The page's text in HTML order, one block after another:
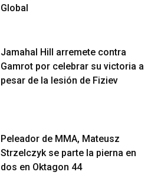
Global
Jamahal Hill arremete contra
Gamrot por celebrar su victoria a
pesar de la lesión de Fiziev
Peleador de MMA, Mateusz
Strzelczyk se parte la pierna en
dos en Oktagon 44